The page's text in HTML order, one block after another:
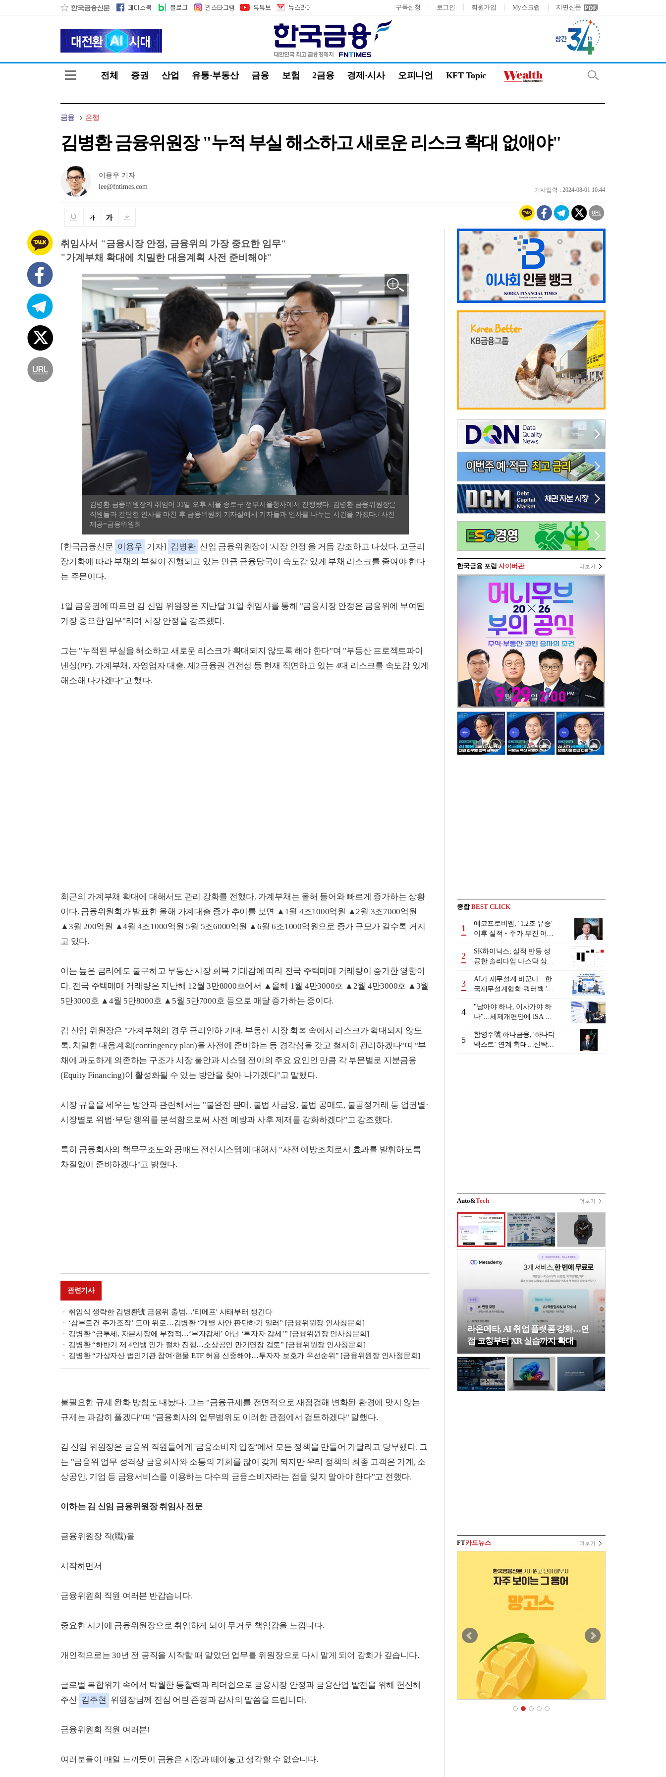
구독신청 로그인 회원가입 My스크랩 지면신문
전체 증권 산업 유통·부동산 금융 보험 2금융 경제·시사 오피니언 KFT Topic
금융 은행
김병환 금융위원장 "누적 부실 해소하고 새로운 리스크 확대 없애야"
이용우 기자
lee@fntimes.com
기사입력 : 2024-08-01 10:44
취임사서 "금융시장 안정, 금융위의 가장 중요한 임무"
"가계부채 확대에 치밀한 대응계획 사전 준비해야"
김병환 금융위원장의 취임이 31일 오후 서울 종로구 정부서울청사에서 진행됐다. 김병환 금융위원장은
직원들과 간단한 인사를 마친 후 금융위원회 기자실에서 기자들과 인사를 나누는 시간을 가졌다./ 사진
제공=금융위원회
[한국금융신문 이용우 기자] 김병환 신임 금융위원장이 '시장 안정'을 거듭 강조하고 나섰다. 고금리
장기화에 따라 부채의 부실이 진행되고 있는 만큼 금융당국이 속도감 있게 부채 리스크를 줄여야 한다
는 주문이다.
1일 금융권에 따르면 김 신임 위원장은 지난달 31일 취임사를 통해 "금융시장 안정은 금융위에 부여된
가장 중요한 임무"라며 시장 안정을 강조했다.
그는 "누적된 부실을 해소하고 새로운 리스크가 확대되지 않도록 해야 한다"며 "부동산 프로젝트파이
낸싱(PF), 가계부채, 자영업자 대출, 제2금융권 건전성 등 현재 직면하고 있는 4대 리스크를 속도감 있게
해소해 나가겠다"고 했다.
최근의 가계부채 확대에 대해서도 관리 강화를 전했다. 가계부채는 올해 들어와 빠르게 증가하는 상황
이다. 금융위원회가 발표한 올해 가계대출 증가 추이를 보면 ▲1월 4조1000억원 ▲2월 3조7000억원
▲3월 200억원 ▲4월 4조1000억원 5월 5조6000억원 ▲6월 6조1000억원으로 증가 규모가 갈수록 커지
고 있다.
이는 높은 금리에도 불구하고 부동산 시장 회복 기대감에 따라 전국 주택매매 거래량이 증가한 영향이
다. 전국 주택매매 거래량은 지난해 12월 3만8000호에서 ▲올해 1월 4만3000호 ▲2월 4만3000호 ▲3월
5만3000호 ▲4월 5만8000호 ▲5월 5만7000호 등으로 매달 증가하는 중이다.
김 신임 위원장은 "가계부채의 경우 금리인하 기대, 부동산 시장 회복 속에서 리스크가 확대되지 않도
록, 치밀한 대응계획(contingency plan)을 사전에 준비하는 등 경각심을 갖고 철저히 관리하겠다"며 "부
채에 과도하게 의존하는 구조가 시장 불안과 시스템 전이의 주요 요인인 만큼 각 부문별로 지분금융
(Equity Financing)이 활성화될 수 있는 방안을 찾아 나가겠다"고 말했다.
시장 규율을 세우는 방안과 관련해서는 "불완전 판매, 불법 사금융, 불법 공매도, 불공정거래 등 업권별·
시장별로 위법·부당 행위를 분석함으로써 사전 예방과 사후 제재를 강화하겠다"고 강조했다.
특히 금융회사의 책무구조도와 공매도 전산시스템에 대해서 "사전 예방조치로서 효과를 발휘하도록
차질없이 준비하겠다"고 밝혔다.
관련기사
취임식 생략한 김병환號 금융위 출범…'티메프' 사태부터 챙긴다
‘삼부토건 주가조작’ 도마 위로…김병환 “개별 사안 판단하기 일러” [금융위원장 인사청문회]
김병환 “금투세, 자본시장에 부정적…‘부자감세’ 아닌 ‘투자자 감세’” [금융위원장 인사청문회]
김병환 “하반기 제 4인뱅 인가 절차 진행…소상공인 만기연장 검토” [금융위원장 인사청문회]
김병환 “가상자산 법인기관 참여·현물 ETF 허용 신중해야…투자자 보호가 우선순위” [금융위원장 인사청문회]
불필요한 규제 완화 방침도 내놨다. 그는 "금융규제를 전면적으로 재점검해 변화된 환경에 맞지 않는
규제는 과감히 풀겠다"며 "금융회사의 업무범위도 이러한 관점에서 검토하겠다" 말했다.
김 신임 위원장은 금융위 직원들에게 '금융소비자 입장'에서 모든 정책을 만들어 가달라고 당부했다. 그
는 "금융위 업무 성격상 금융회사와 소통의 기회를 많이 갖게 되지만 우리 정책의 최종 고객은 가계, 소
상공인, 기업 등 금융서비스를 이용하는 다수의 금융소비자라는 점을 잊지 말아야 한다"고 전했다.
이하는 김 신임 금융위원장 취임사 전문
금융위원장 직(職)을
시작하면서
금융위원회 직원 여러분 반갑습니다.
중요한 시기에 금융위원장으로 취임하게 되어 무거운 책임감을 느낍니다.
개인적으로는 30년 전 공직을 시작할 때 맡았던 업무를 위원장으로 다시 맡게 되어 감회가 깊습니다.
글로벌 복합위기 속에서 탁월한 통찰력과 리더쉽으로 금융시장 안정과 금융산업 발전을 위해 헌신해
주신
김주현 위원장님께 진심 어린 존경과 감사의 말씀을 드립니다.
금융위원회 직원 여러분!
여러분들이 매일 느끼듯이 금융은 시장과 떼어놓고 생각할 수 없습니다.
한국금융 포럼 사이버관 더보기
종합BEST CLICK
1
에코프로비엠, ‘1.2조 유증’
이후 실적‧주가 부진 어쩌
2
SK하이닉스, 실적 반등 성
공한 솔리다임 나스닥 상장
3
AI가 재무설계 바꾼다…한
국재무설계협회·쿼터백 '베
4
"남아야 하나, 이사가야 하
나"…세제개편안에 ISA 투
5
함영주號 하나금융, '하나더
넥스트‘ 연계 확대…신탁수
수료 2배 증가 효과 [금융 시
Auto&Tech 더보기
라온메타, AI 취업 플랫폼 강화…면
접 코칭부터 XR 실습까지 확대
FT카드뉴스 더보기